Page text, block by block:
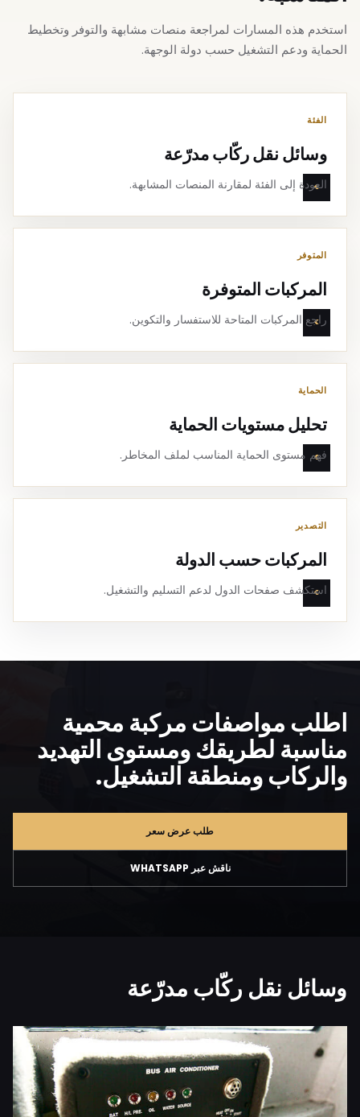
استخدم هذه المسارات لمراجعة منصات مشابهة والتوفر وتخطيط
الحماية ودعم التشغيل حسب دولة الوجهة.
الفئة
وسائل نقل ركّاب مدرّعة
العودة إلى الفئة لمقارنة المنصات المشابهة.
المتوفر
المركبات المتوفرة
راجع المركبات المتاحة للاستفسار والتكوين.
الحماية
تحليل مستويات الحماية
فهم مستوى الحماية المناسب لملف المخاطر.
التصدير
المركبات حسب الدولة
استكشف صفحات الدول لدعم التسليم والتشغيل.
اطلب مواصفات مركبة محمية
مناسبة لطريقك ومستوى التهديد
والركاب ومنطقة التشغيل.
طلب عرض سعر
ناقش عبر WHATSAPP
وسائل نقل ركّاب مدرّعة